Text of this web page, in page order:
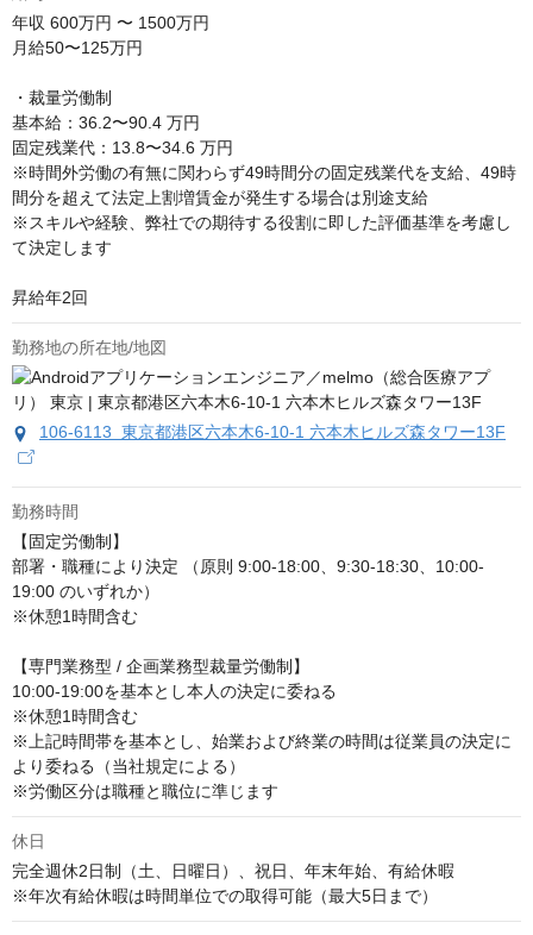
年収 600万円 〜 1500万円
月給50〜125万円
・裁量労働制
基本給：36.2〜90.4 万円
固定残業代：13.8〜34.6 万円
※時間外労働の有無に関わらず49時間分の固定残業代を支給、49時
間分を超えて法定上割増賃金が発生する場合は別途支給
※スキルや経験、弊社での期待する役割に即した評価基準を考慮し
て決定します
昇給年2回
勤務地の所在地/地図
106-6113 東京都港区六本木6-10-1 六本木ヒルズ森タワー13F
勤務時間
【固定労働制】
部署・職種により決定 （原則 9:00-18:00、9:30-18:30、10:00-
19:00 のいずれか）
※休憩1時間含む
【専門業務型 / 企画業務型裁量労働制】
10:00-19:00を基本とし本人の決定に委ねる
※休憩1時間含む
※上記時間帯を基本とし、始業および終業の時間は従業員の決定に
より委ねる（当社規定による）
※労働区分は職種と職位に準じます
休日
完全週休2日制（土、日曜日）、祝日、年末年始、有給休暇
※年次有給休暇は時間単位での取得可能（最大5日まで）